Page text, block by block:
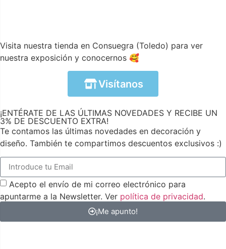
Visita nuestra tienda en Consuegra (Toledo) para ver
nuestra exposición y conocernos 🥰
Visítanos
¡ENTÉRATE DE LAS ÚLTIMAS NOVEDADES Y RECIBE UN
3% DE DESCUENTO EXTRA!
Te contamos las últimas novedades en decoración y
diseño. También te compartimos descuentos exclusivos :)
Acepto el envío de mi correo electrónico para
apuntarme a la Newsletter. Ver política de privacidad.
¡Me apunto!